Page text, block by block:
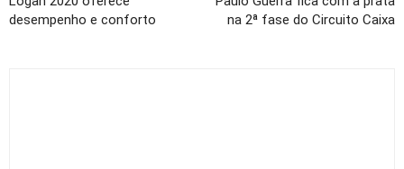
desempenho e conforto
na 2ª fase do Circuito Caixa